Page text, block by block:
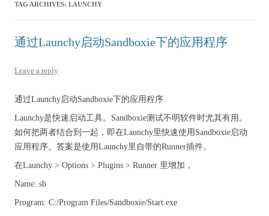
TAG ARCHIVES: LAUNCHY
通过Launchy启动Sandboxie下的应用程序
Leave a reply
通过Launchy启动Sandboxie下的应用程序
Launchy是快速启动工具。Sandboxie测试不明软件时尤其有用。
如何把两者结合到一起，即在Launchy里快速使用Sandboxie启动
应用程序。答案是使用Launchy里自带的Runner插件。
在Launchy > Options > Plugins > Runner 里增加，
Name: sb
Program: C:/Program Files/Sandboxie/Start.exe